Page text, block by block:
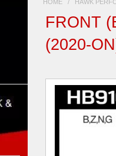
HOME / HAWK
FRONT
(2020-